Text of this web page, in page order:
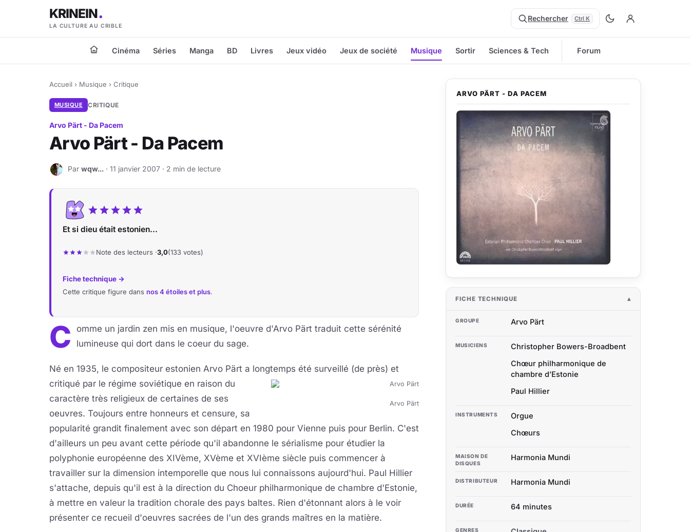
KRINEIN
LA CULTURE AU CRIBLE
Rechercher Ctrl K
Cinéma Séries Manga BD Livres Jeux vidéo Jeux de société Musique Sortir Sciences & Tech Forum
Accueil › Musique › Critique
MUSIQUE CRITIQUE
Arvo Pärt - Da Pacem
Arvo Pärt - Da Pacem
W Par wqw... · 11 janvier 2007 · 2 min de lecture
Et si dieu était estonien...
Note des lecteurs ·3,0(133 votes)
Fiche technique →
Cette critique figure dans nos 4 étoiles et plus.
C
omme un jardin zen mis en musique, l'oeuvre d'Arvo Pärt traduit cette sérénité
lumineuse qui dort dans le coeur du sage.
Né en 1935, le compositeur estonien Arvo Pärt a longtemps été surveillé (de près)
Arvo Pärt
et
critiqué par le régime soviétique en raison du
caractère très religieux de certaines de ses
oeuvres. Toujours entre honneurs et censure, sa
popularité grandit finalement avec son départ en 1980 pour Vienne puis pour Berlin. C'est
d'ailleurs un peu avant cette période qu'il abandonne le sérialisme pour étudier la
polyphonie européenne des XIVème, XVème et XVIème siècle puis commencer à
travailler sur la dimension intemporelle que nous lui connaissons aujourd'hui. Paul Hillier
s'attache, depuis qu'il est à la direction du Choeur philharmonique de chambre d'Estonie,
à mettre en valeur la tradition chorale des pays baltes. Rien d'étonnant alors à le voir
présenter ce recueil d'oeuvres sacrées de l'un des grands maîtres en la matière.
ARVO PÄRT - DA PACEM
FICHE TECHNIQUE
GROUPE Arvo Pärt
MUSICIENS
Christopher Bowers-Broadbent
Chœur philharmonique de
chambre d’Estonie
Paul Hillier
INSTRUMENTS
Orgue
Chœurs
MAISON DE
DISQUES
Harmonia Mundi
DISTRIBUTEUR Harmonia Mundi
DURÉE 64 minutes
GENRES